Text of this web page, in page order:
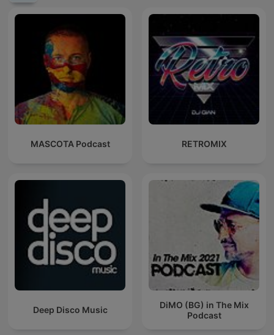
MASCOTA Podcast RETROMIX
Deep Disco Music
DiMO (BG) in The Mix
Podcast